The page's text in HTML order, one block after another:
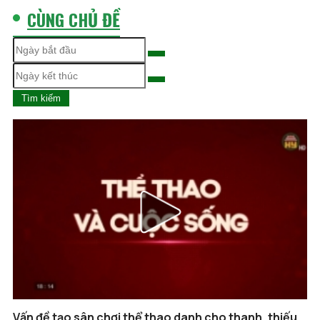
CÙNG CHỦ ĐỀ
Tìm kiếm